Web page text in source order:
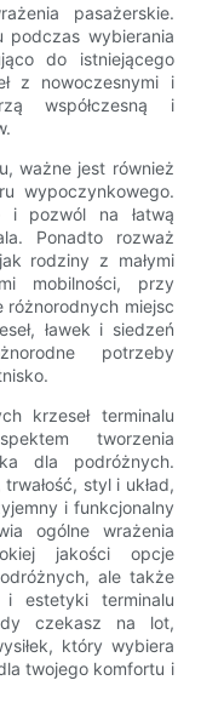
pasażerskie.
podczas wybierania
do istniejącego
z nowoczesnymi i
współczesną i
ważne jest również
wypoczynkowego.
i pozwól na łatwą
Ponadto rozważ
rodziny z małymi
mobilności, przy
różnorodnych miejsc
ławek i siedzeń
potrzeby
krzeseł terminalu
tworzenia
dla podróżnych.
styl i układ,
i funkcjonalny
ogólne wrażenia
jakości opcje
ale także
estetyki terminalu
czekasz na lot,
który wybiera
twojego komfortu i